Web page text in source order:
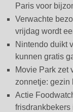
Paris voor
Verwachte
vrijdag wordt
Nintendo duikt
kunnen gratis
Movie Park zet
zonnetje: gezin
Actie